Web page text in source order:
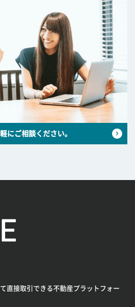
にご相談ください。
直接取引できる不動産プラットフォー